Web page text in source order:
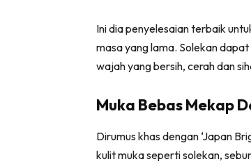
Ini dia penyelesaian terbaik
masa yang lama. Solekan
wajah yang bersih, cerah dan
Muka Bebas Mekap
Dirumus khas dengan ‘Japan
kulit muka seperti solekan,